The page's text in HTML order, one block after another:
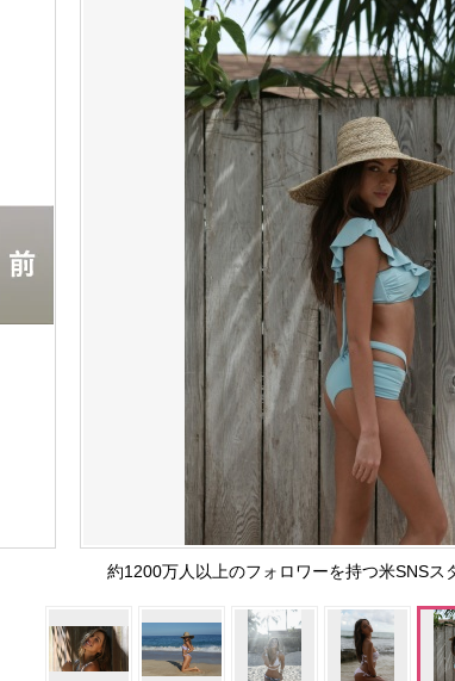
約1200万人以上のフォロワーを持つ米SNSス